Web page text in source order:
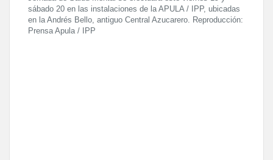
sábado 20 en las instalaciones de la APULA / IPP, ubicadas
en la Andrés Bello, antiguo Central Azucarero. Reproducción:
Prensa Apula / IPP